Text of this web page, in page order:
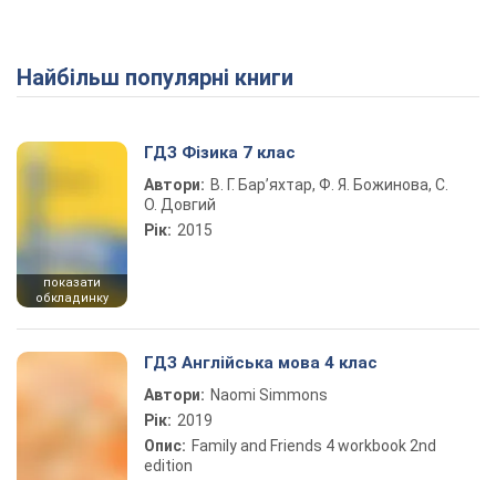
Найбільш популярні книги
показати
обкладинку
ГДЗ Фізика 7 клас
Автори: В. Г. Бар’яхтар, Ф. Я. Божинова, С.
О. Довгий
Рік: 2015
ГДЗ Англійська мова 4 клас
Автори: Naomi Simmons
Рік: 2019
Опис: Family and Friends 4 workbook 2nd
edition